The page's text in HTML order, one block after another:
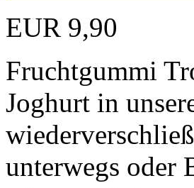
EUR 9,90
Fruchtgummi
Joghurt in
unterwegs oder